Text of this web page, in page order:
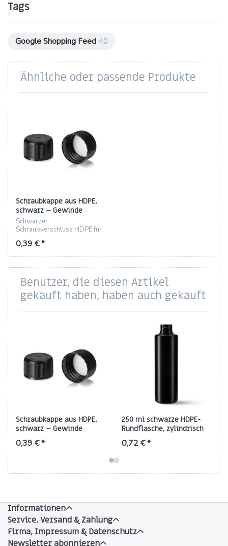
Tags
Google Shopping Feed 40
Ähnliche oder passende Produkte
Schraubkappe aus HDPE,
schwarz – Gewinde
28/410, 20 mm
Schwarzer
Schraubverschluss HDPE für
28/410-Flaschen, 20 mm,
PET-Dichtung.
0,39 € *
Benutzer, die diesen Artikel
gekauft haben, haben auch gekauft
Schraubkappe aus HDPE,
schwarz – Gewinde
28/410, 20 mm
0,39 € *
250 ml schwarze HDPE-
Rundflasche, zylindrisch
mit 28/410-Gewinde
0,72 € *
Informationen
Service, Versand & Zahlung
Firma, Impressum & Datenschutz
Newsletter abonnieren